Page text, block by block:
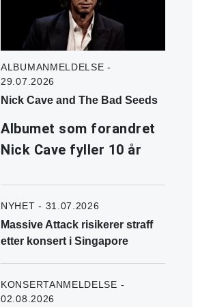
ALBUMANMELDELSE -
29.07.2026
Nick Cave and The Bad Seeds
Albumet som forandret
Nick Cave fyller 10 år
NYHET - 31.07.2026
Massive Attack risikerer straff
etter konsert i Singapore
KONSERTANMELDELSE -
02.08.2026